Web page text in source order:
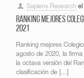
Sapiens Research el
Ranking mejores
2021
Ranking mejores
agosto de 2020, la
la octava versión del
clasificación de […]